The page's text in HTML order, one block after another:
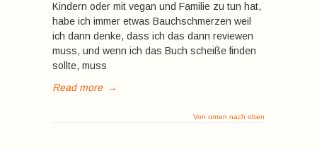
Kindern oder mit vegan und Familie zu tun hat,
habe ich immer etwas Bauchschmerzen weil
ich dann denke, dass ich das dann reviewen
muss, und wenn ich das Buch scheiße finden
sollte, muss
Read more →
Von unten nach oben